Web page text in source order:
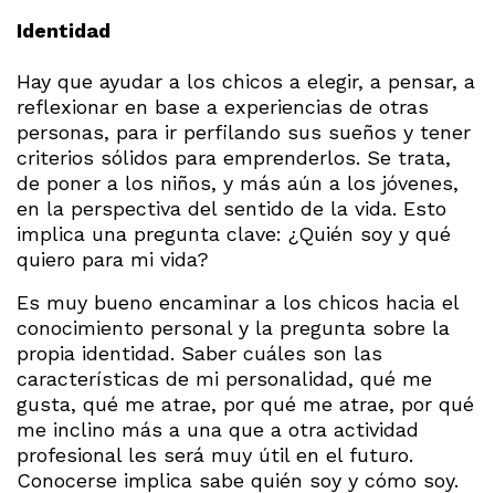
Identidad
Hay que ayudar a los chicos a elegir, a pensar, a
reflexionar en base a experiencias de otras
personas, para ir perfilando sus sueños y tener
criterios sólidos para emprenderlos. Se trata,
de poner a los niños, y más aún a los jóvenes,
en la perspectiva del sentido de la vida. Esto
implica una pregunta clave: ¿Quién soy y qué
quiero para mi vida?
Es muy bueno encaminar a los chicos hacia el
conocimiento personal y la pregunta sobre la
propia identidad. Saber cuáles son las
características de mi personalidad, qué me
gusta, qué me atrae, por qué me atrae, por qué
me inclino más a una que a otra actividad
profesional les será muy útil en el futuro.
Conocerse implica sabe quién soy y cómo soy.